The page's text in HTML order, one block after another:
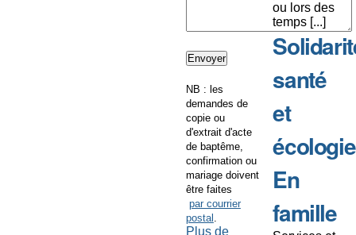
NB : les
demandes de
copie ou
d'extrait d'acte
de baptême,
confirmation ou
mariage doivent
être faites
par courrier
postal .
Plus de
ou lors des
temps [...]
santé
et
écologie
En
famille